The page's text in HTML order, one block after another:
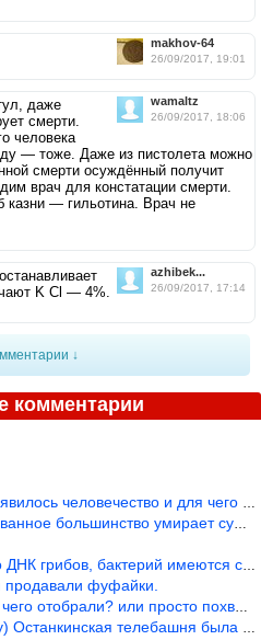
makhov-64
26/09/2017, 19:01
wamaltz
26/09/2017, 18:06
даже
смерти.
человека
— тоже. Даже из пистолета можно
смерти осуждённый получит
врач для констатации смерти.
казни — гильотина. Врач не
azhibek...
26/09/2017, 17:14
K Cl — 4%.
↓
комментарии
человечество и для чего оно сущ
большинство умирает существенно ча
бактерий имеются сведения из
фуфайки.
или просто похвастались.
телебашня была самым в